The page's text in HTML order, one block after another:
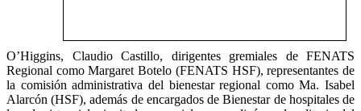
O’Higgins, Claudio Castillo, dirigentes gremiales de FENATS
Regional como Margaret Botelo (FENATS HSF), representantes de
la comisión administrativa del bienestar regional como Ma. Isabel
Alarcón (HSF), además de encargados de Bienestar de hospitales de